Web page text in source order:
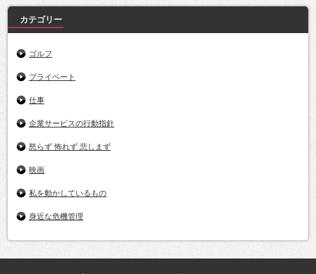
カテゴリー
ゴルフ
プライベート
仕事
企業サービスの行動指針
怒らず 怖れず 悲しまず
映画
私を動かしているもの
身近な危機管理